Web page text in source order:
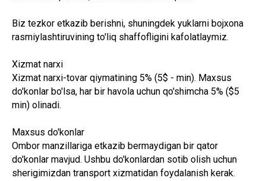
Biz tezkor etkazib berishni, shuningdek yuklarni bojxona
rasmiylashtiruvining to'liq shaffofligini kafolatlaymiz.
Xizmat narxi
Xizmat narxi-tovar qiymatining 5% (5$ - min). Maxsus
do'konlar bo'lsa, har bir havola uchun qo'shimcha 5% ($5
min) olinadi.
Maxsus do'konlar
Ombor manzillariga etkazib bermaydigan bir qator
do'konlar mavjud. Ushbu do'konlardan sotib olish uchun
sherigimizdan transport xizmatidan foydalanish kerak.